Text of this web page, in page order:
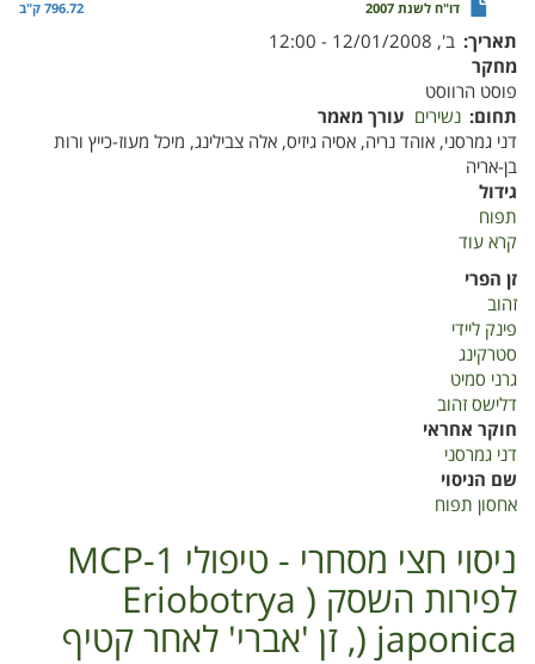
על
כושר
תפוחים
מזן
דלישס
דו"ח לשנת 2007 796.72 ק"ב
תאריך ב', 12/01/2008 - 12:00
מחקר
פוסט הרווסט
תחום נשירים עורך מאמר
דני גמרסני, אוהד נריה, אסיה גיזיס, אלה צבילינג, מיכל מעוז-כייץ ורות
בן-אריה
גידול
תפוח
קרא עוד
זן הפרי
זהוב
פינק ליידי
סטרקינג
גרני סמיט
דלישס זהוב
חוקר אחראי
דני גמרסני
שם הניסוי
אחסון תפוח
ניסוי חצי מסחרי - טיפולי 1-MCP
לפירות השסק ( Eriobotrya
japonica (, זן 'אברי' לאחר קטיף